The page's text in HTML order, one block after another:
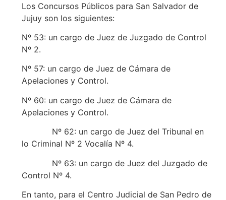
Los Concursos Públicos para San Salvador de
Jujuy son los siguientes:
Nº 53: un cargo de Juez de Juzgado de Control
Nº 2.
Nº 57: un cargo de Juez de Cámara de
Apelaciones y Control.
Nº 60: un cargo de Juez de Cámara de
Apelaciones y Control.
Nº 62: un cargo de Juez del Tribunal en
lo Criminal Nº 2 Vocalía Nº 4.
Nº 63: un cargo de Juez del Juzgado de
Control Nº 4.
En tanto, para el Centro Judicial de San Pedro de